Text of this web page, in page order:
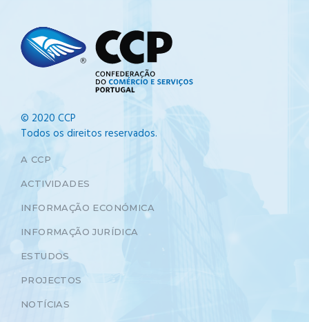
© 2020 CCP
Todos os direitos reservados.
A CCP
ACTIVIDADES
INFORMAÇÃO ECONÓMICA
INFORMAÇÃO JURÍDICA
ESTUDOS
PROJECTOS
NOTÍCIAS